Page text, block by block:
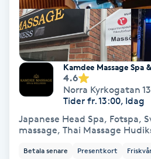
Klangmassage
Klippning
Klippning & Slingor
Klippning ungdom
Koppningsmassage
Kamdee Massage Spa
4.6
Norra Kyrkogatan
Tider fr. 13:00, Idag
Japanese Head Spa, Fotspa,
massage, Thai Massage
Betala senare Presentkort